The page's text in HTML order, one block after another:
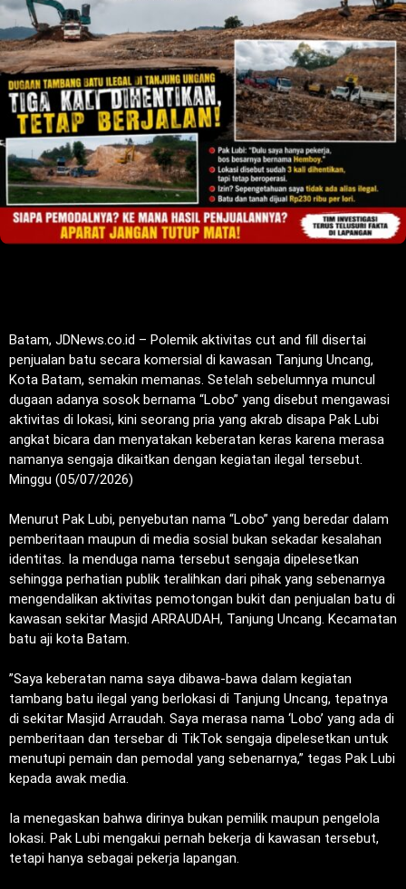
‎Batam, JDNews.co.id – Polemik aktivitas cut and fill disertai
penjualan batu secara komersial di kawasan Tanjung Uncang,
Kota Batam, semakin memanas. Setelah sebelumnya muncul
dugaan adanya sosok bernama “Lobo” yang disebut mengawasi
aktivitas di lokasi, kini seorang pria yang akrab disapa Pak Lubi
angkat bicara dan menyatakan keberatan keras karena merasa
namanya sengaja dikaitkan dengan kegiatan ilegal tersebut.
Minggu (05/07/2026)
‎Menurut Pak Lubi, penyebutan nama “Lobo” yang beredar dalam
pemberitaan maupun di media sosial bukan sekadar kesalahan
identitas. Ia menduga nama tersebut sengaja dipelesetkan
sehingga perhatian publik teralihkan dari pihak yang sebenarnya
mengendalikan aktivitas pemotongan bukit dan penjualan batu di
kawasan sekitar Masjid ARRAUDAH, Tanjung Uncang. Kecamatan
batu aji kota Batam.
‎”Saya keberatan nama saya dibawa-bawa dalam kegiatan
tambang batu ilegal yang berlokasi di Tanjung Uncang, tepatnya
di sekitar Masjid Arraudah. Saya merasa nama ‘Lobo’ yang ada di
pemberitaan dan tersebar di TikTok sengaja dipelesetkan untuk
menutupi pemain dan pemodal yang sebenarnya,” tegas Pak Lubi
kepada awak media.
‎Ia menegaskan bahwa dirinya bukan pemilik maupun pengelola
lokasi. Pak Lubi mengakui pernah bekerja di kawasan tersebut,
tetapi hanya sebagai pekerja lapangan.